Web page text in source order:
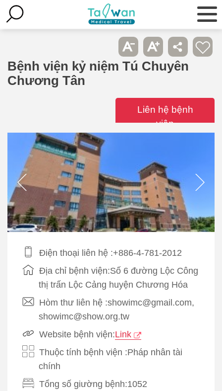
Bệnh viện kỷ niệm Tú Chuyên
Chương Tân
Liên hệ bệnh
viện
Điện thoại liên hệ :+886-4-781-2012
Địa chỉ bệnh viện:Số 6 đường Lộc Công
thị trấn Lộc Cảng huyện Chương Hóa
Hòm thư liên hệ :showimc@gmail.com,
showimc@show.org.tw
Website bệnh viện:Link
Thuộc tính bệnh viện :Pháp nhân tài
chính
Tổng số giường bệnh:1052